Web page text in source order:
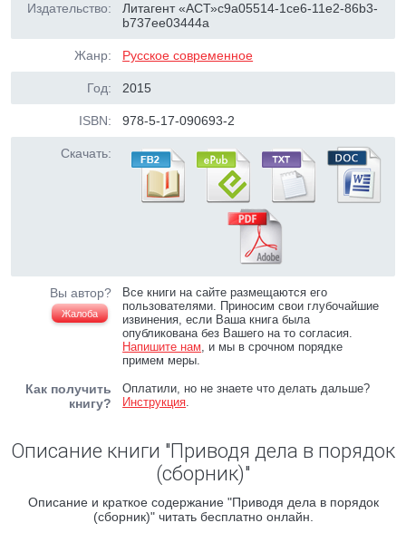
Издательство:
Литагент «АСТ»c9a05514-1ce6-11e2-86b3-
b737ee03444a
Жанр: Русское современное
Год: 2015
ISBN: 978-5-17-090693-2
Скачать:
Вы автор?
Жалоба
Все книги на сайте размещаются его
пользователями. Приносим свои глубочайшие
извинения, если Ваша книга была
опубликована без Вашего на то согласия.
Напишите нам, и мы в срочном порядке
примем меры.
Как получить
книгу?
Оплатили, но не знаете что делать дальше?
Инструкция.
Описание книги "Приводя дела в порядок
(сборник)"
Описание и краткое содержание "Приводя дела в порядок
(сборник)" читать бесплатно онлайн.